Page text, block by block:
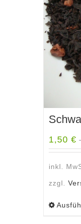
1,50 €
inkl.
zzgl.